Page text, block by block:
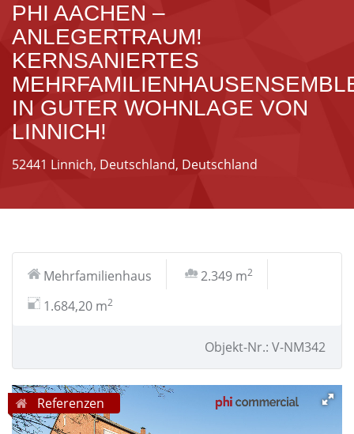
PHI AACHEN –
ANLEGERTRAUM!
KERNSANIERTES
IN GUTER WOHNLAGE VON
LINNICH!
52441 Linnich, Deutschland, Deutschland
Mehrfamilienhaus 2.349 m2
1.684,20 m2
Objekt-Nr.: V-NM342
Referenzen